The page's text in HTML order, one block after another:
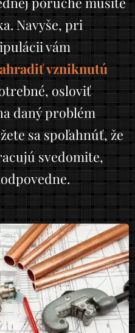
Navyše, pri
vám
vzniknutú
osloviť
daný problém
sa spoľahnúť, že
svedomite,